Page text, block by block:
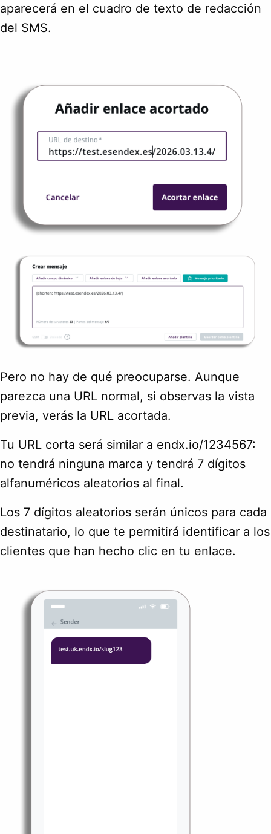
aparecerá en el cuadro de texto de redacción
del SMS.
Pero no hay de qué preocuparse. Aunque
parezca una URL normal, si observas la vista
previa, verás la URL acortada.
Tu URL corta será similar a endx.io/1234567:
no tendrá ninguna marca y tendrá 7 dígitos
alfanuméricos aleatorios al final.
Los 7 dígitos aleatorios serán únicos para cada
destinatario, lo que te permitirá identificar a los
clientes que han hecho clic en tu enlace.